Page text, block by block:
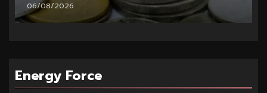
06/08/2026
Energy Force